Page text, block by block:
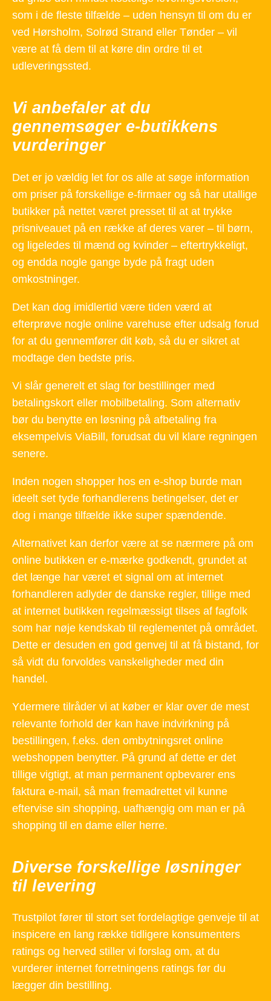
som i de fleste tilfælde – uden hensyn til om du er
ved Hørsholm, Solrød Strand eller Tønder – vil
være at få dem til at køre din ordre til et
udleveringssted.
Vi anbefaler at du
gennemsøger e-butikkens
vurderinger
Det er jo vældig let for os alle at søge information
om priser på forskellige e-firmaer og så har utallige
butikker på nettet været presset til at at trykke
prisniveauet på en række af deres varer – til børn,
og ligeledes til mænd og kvinder – eftertrykkeligt,
og endda nogle gange byde på fragt uden
omkostninger.
Det kan dog imidlertid være tiden værd at
efterprøve nogle online varehuse efter udsalg forud
for at du gennemfører dit køb, så du er sikret at
modtage den bedste pris.
Vi slår generelt et slag for bestillinger med
betalingskort eller mobilbetaling. Som alternativ
bør du benytte en løsning på afbetaling fra
eksempelvis ViaBill, forudsat du vil klare regningen
senere.
Inden nogen shopper hos en e-shop burde man
ideelt set tyde forhandlerens betingelser, det er
dog i mange tilfælde ikke super spændende.
Alternativet kan derfor være at se nærmere på om
online butikken er e-mærke godkendt, grundet at
det længe har været et signal om at internet
forhandleren adlyder de danske regler, tillige med
at internet butikken regelmæssigt tilses af fagfolk
som har nøje kendskab til reglementet på området.
Dette er desuden en god genvej til at få bistand, for
så vidt du forvoldes vanskeligheder med din
handel.
Ydermere tilråder vi at køber er klar over de mest
relevante forhold der kan have indvirkning på
bestillingen, f.eks. den ombytningsret online
webshoppen benytter. På grund af dette er det
tillige vigtigt, at man permanent opbevarer ens
faktura e-mail, så man fremadrettet vil kunne
eftervise sin shopping, uafhængig om man er på
shopping til en dame eller herre.
Diverse forskellige løsninger
til levering
Trustpilot fører til stort set fordelagtige genveje til at
inspicere en lang række tidligere konsumenters
ratings og herved stiller vi forslag om, at du
vurderer internet forretningens ratings før du
lægger din bestilling.